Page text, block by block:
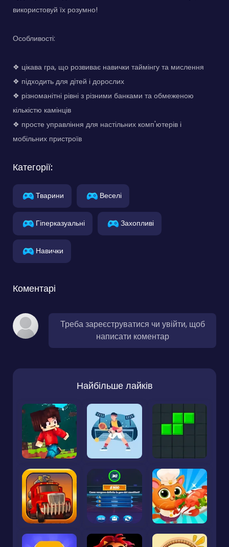
використовуй їх розумно!
Особливості:
❖ цікава гра, що розвиває навички таймінгу та мислення
❖ підходить для дітей і дорослих
❖ різноманітні рівні з різними банками та обмеженою
кількістю камінців
❖ просте управління для настільних комп'ютерів і
мобільних пристроїв
Категорії:
Тварини Веселі
Гіперказуальні Захопливі
Навички
Коментарі
Треба зареєструватися чи увійти, щоб
написати коментар
Найбільше лайків